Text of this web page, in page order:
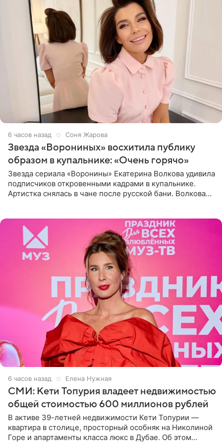
6 часов назад Соня Жарова
Звезда «Ворониных» восхитила публику
образом в купальнике: «Очень горячо»
Звезда сериала «Воронины» Екатерина Волкова удивила
подписчиков откровенными кадрами в купальнике.
Артистка снялась в чане после русской бани. Волкова
6 часов назад Елена Нужная
СМИ: Кети Топурия владеет недвижимостью
общей стоимостью 600 миллионов рублей
В активе 39-летней недвижимости Кети Топурии —
квартира в столице, просторный особняк на Николиной
Горе и апартаменты класса люкс в Дубае. Об этом